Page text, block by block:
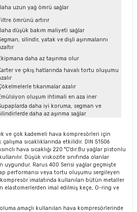
uzun yağ ömrü sağlar
ömrünü artırır
düşük bakım maliyeti sağlar
silindir, yatak ve dişli aşınmalarını
daha az taşınma olur
ve çıkış hatlarında havalı tortu oluşumu
tıkanmalar azalır
oluşum ihtimali en aza iner
daha iyi koruma, segman ve
daha az aşınma sağlar
ve çok kademeli hava kompresörleri için
sıcaklıklarında etkilidir. DIN 51506
hava sıcaklığı 220 °C'dır.Bu yağlar pistonlu
Düşük viskozite sınıfında olanlar
uygundur. Rarus 400 Serisi yağlar geçmişte
performansı veya tortu oluşumu sergileyen
imalatında kullanılan bütün metaller
elastomerlerden imal edilmiş keçe, O-ring ve
amaçlı kullanılan hava kompresörlerinde